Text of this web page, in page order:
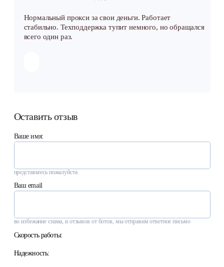
Нормальный прокси за свои деньги. Работает
стабильно. Техподдержка тупит немного, но обращался
всего один раз.
Оставить отзыв
Ваше имя:
представьтесь пожалуйста
Ваш email
во избежание спама, и отзывов от ботов, мы отправим ответное письмо
Скорость работы:
Надежность: